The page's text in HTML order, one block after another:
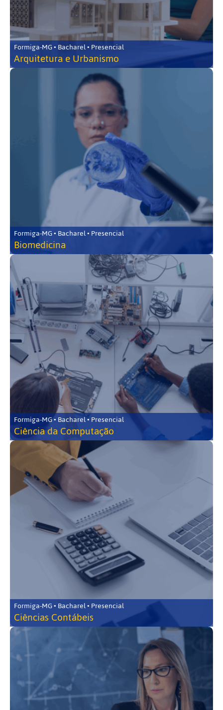
Formiga-MG • Bacharel • Presencial
Arquitetura e Urbanismo
Formiga-MG • Bacharel • Presencial
Biomedicina
Formiga-MG • Bacharel • Presencial
Ciência da Computação
Formiga-MG • Bacharel • Presencial
Ciências Contábeis